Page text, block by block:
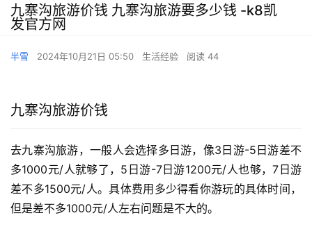
九寨沟旅游价钱 九寨沟旅游要多少钱 -k8凯
发官方网
半雪 2024年10月21日 05:50 生活经验 阅读 44
九寨沟旅游价钱
去九寨沟旅游，一般人会选择多日游，像3日游-5日游差不
多1000元/人就够了，5日游-7日游1200元/人也够，7日游
差不多1500元/人。具体费用多少得看你游玩的具体时间，
但是差不多1000元/人左右问题是不大的。